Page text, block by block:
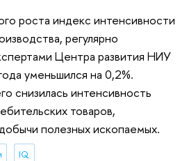
роста индекс интенсивности
регулярно
Центра развития НИУ
уменьшился на 0,2%.
снизилась интенсивность
товаров,
полезных ископаемых.
IQ